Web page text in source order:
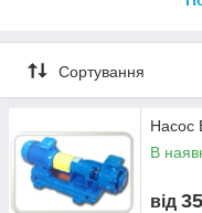
воспломеняющих
По своему типу
ВКС -
который позволяет
откачать воздух из
Смотреть больше
насосах ВК > > >
Сортування
Насос
В
від